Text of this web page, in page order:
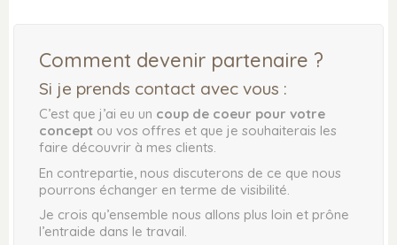
Comment devenir partenaire ?
Si je prends contact avec vous :
C’est que j’ai eu un coup de coeur pour votre
concept ou vos offres et que je souhaiterais les
faire découvrir à mes clients.
En contrepartie, nous discuterons de ce que nous
pourrons échanger en terme de visibilité.
Je crois qu’ensemble nous allons plus loin et prône
l’entraide dans le travail.